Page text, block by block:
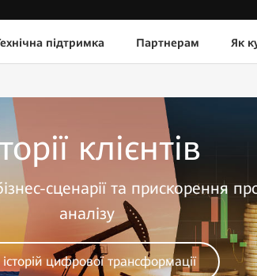
підтримка Партнерам Як
клієнтів
сценарії та прискорення
аналізу
цифрової трансформації